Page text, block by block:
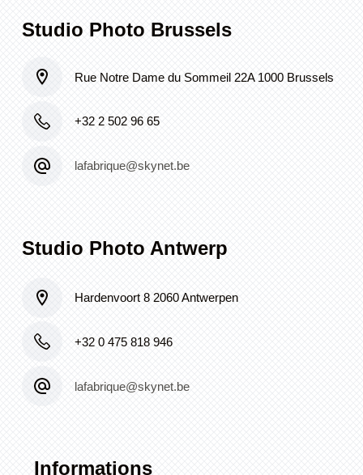
Studio Photo Brussels
Rue Notre Dame du Sommeil 22A 1000 Brussels
+32 2 502 96 65
lafabrique@skynet.be
Studio Photo Antwerp
Hardenvoort 8 2060 Antwerpen
+32 0 475 818 946
lafabrique@skynet.be
Informations